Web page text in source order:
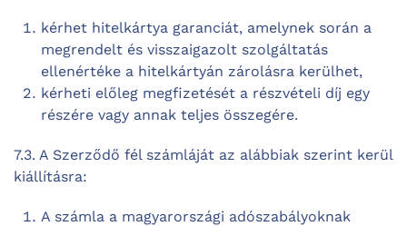
kérhet hitelkártya garanciát, amelynek során a
megrendelt és visszaigazolt szolgáltatás
ellenértéke a hitelkártyán zárolásra kerülhet,
kérheti előleg megfizetését a részvételi díj egy
részére vagy annak teljes összegére.
7.3. A Szerződő fél számláját az alábbiak szerint kerül
kiállításra:
A számla a magyarországi adószabályoknak